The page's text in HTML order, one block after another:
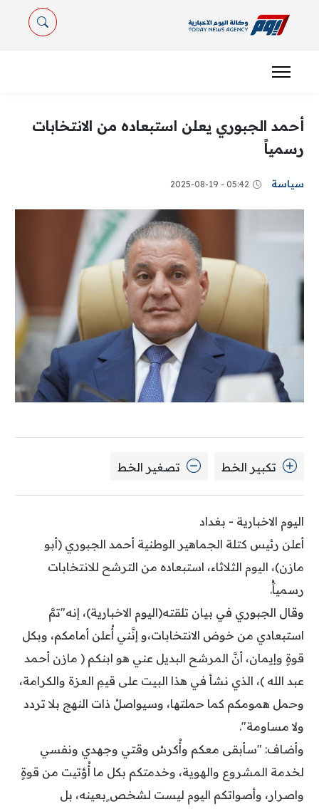
أحمد الجبوري يعلن استبعاده من الانتخابات
رسمياً
سياسة 05:42 - 2025-08-19
تكبير الخط تصغير الخط
اليوم الاخبارية - بغداد
أعلن رئيس كتلة الجماهير الوطنية أحمد الجبوري (أبو
مازن)، اليوم الثلاثاء، استبعاده من الترشح للانتخابات
رسمياًُ.
وقال الجبوري في بيان تلقته(اليوم الاخبارية)، إنه"تمَّ
استبعادي من خوض الانتخابات،و إنَّني أُعلن أمامكم، وبكل
قوةٍ وإيمان، أنَّ المرشح البديل عني هو ابنكم ( مازن أحمد
عبد الله )، الذي نشأ في هذا البيت على قيمِ العزة والكرامة،
وحمل همومكم كما حملتها، وسيواصلُ ذات النهج بلا تردد
ولا مساومة".
وأضاف: "سأبقى معكم وأُكرسُ وقتي وجهدي ونفسي
لخدمة المشروع والهوية، وخدمتكم بكل ما أُؤتيت من قوةٍ
واصرار، وأصواتكم اليوم ليست لشخص ٍبعينه، بل